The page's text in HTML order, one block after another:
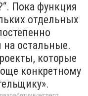
Пока функция
отдельных
на остальные.
которые
конкретному